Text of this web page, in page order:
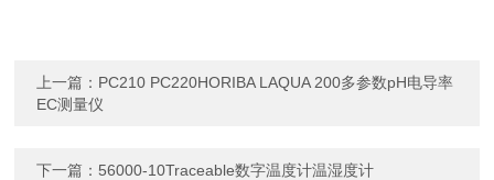
上一篇： PC210 PC220HORIBA LAQUA 200多参数pH电导率
EC测量仪
下一篇： 56000-10Traceable数字温度计温湿度计